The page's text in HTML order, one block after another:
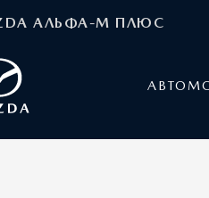
АЛЬФА-М ПЛЮС